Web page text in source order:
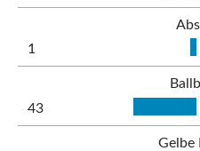
1
43
Gelbe